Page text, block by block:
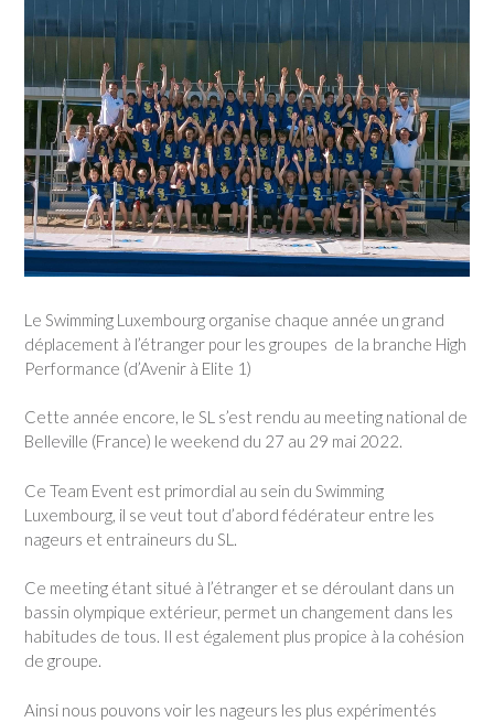
Le Swimming Luxembourg organise chaque année un grand
déplacement à l’étranger pour les groupes de la branche High
Performance (d’Avenir à Elite 1)
Cette année encore, le SL s’est rendu au meeting national de
Belleville (France) le weekend du 27 au 29 mai 2022.
Ce Team Event est primordial au sein du Swimming
Luxembourg, il se veut tout d’abord fédérateur entre les
nageurs et entraineurs du SL.
Ce meeting étant situé à l’étranger et se déroulant dans un
bassin olympique extérieur, permet un changement dans les
habitudes de tous. Il est également plus propice à la cohésion
de groupe.
Ainsi nous pouvons voir les nageurs les plus expérimentés